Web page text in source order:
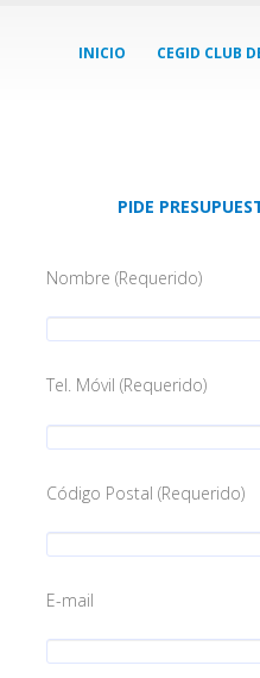
INICIO CEGID CLUB
PIDE
Nombre (Requerido)
Tel. Móvil (Requerido)
Código Postal (Requerido)
E-mail